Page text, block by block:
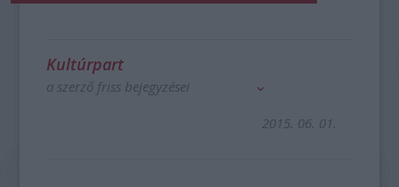
Kultúrpart
a szerző friss bejegyzései
2015. 06. 01.